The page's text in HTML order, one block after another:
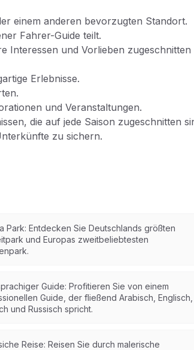
einem anderen bevorzugten Standort.
Fahrer-Guide teilt.
Interessen und Vorlieben zugeschnitten
Erlebnisse.
und Veranstaltungen.
die auf jede Saison zugeschnitten
zu sichern.
Park: Entdecken Sie Deutschlands größten
und Europas zweitbeliebtesten
Guide: Profitieren Sie von einem
Guide, der fließend Arabisch, Englisch,
und Russisch spricht.
Reise: Reisen Sie durch malerische